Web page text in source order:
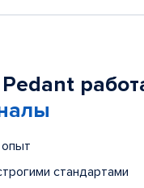
стандартами